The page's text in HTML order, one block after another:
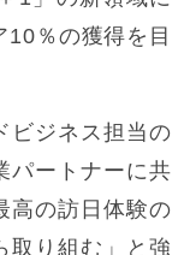
％の獲得を目
ビジネス担当の
パートナーに共
高の訪日体験の
取り組む」と強